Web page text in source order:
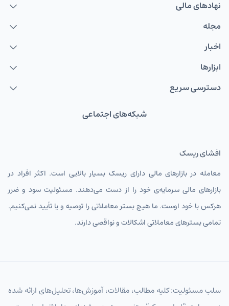
نهاد‌های مالی
مجله
اخبار
ابزارها
دسترسی سریع
شبکه‌های اجتماعی
افشای ریسک
معامله در بازارهای مالی دارای ریسک بسیار بالایی است. اکثر افراد در
بازارهای مالی سرمایه‌ی خود را از دست می‌دهند. مسئولیت سود و ضرر
هرکس با خود اوست. ما هیچ بستر معاملاتی را توصیه و یا تأیید نمی‌کنیم.
تمامی بسترهای معاملاتی اشکالات و نواقصی دارند.
سلب مسئولیت: کلیه مطالب، مقالات، آموزش‌ها، تحلیل‌های ارائه شده